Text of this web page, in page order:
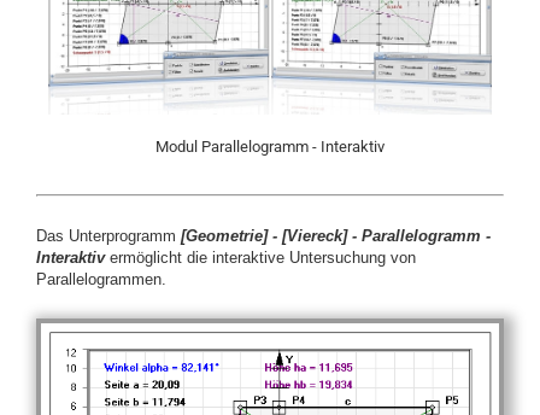
Modul Parallelogramm - Interaktiv
Das Unterprogramm [Geometrie]- [Viereck] - Parallelogramm -
Interaktiv ermöglicht die interaktive Untersuchung von
Parallelogrammen.